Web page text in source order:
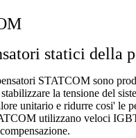
statici della
STATCOM sono
la tensione del
unitario e ridurre cosi' le
utilizzano veloci